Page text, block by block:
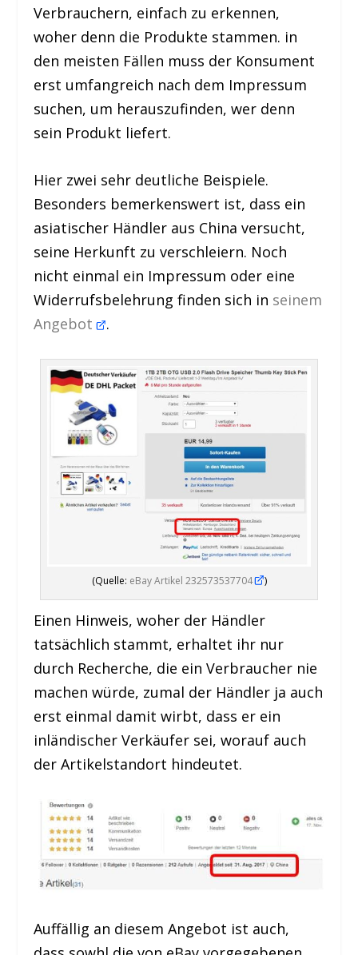
Verbrauchern, einfach zu erkennen,
woher denn die Produkte stammen. in
den meisten Fällen muss der Konsument
erst umfangreich nach dem Impressum
suchen, um herauszufinden, wer denn
sein Produkt liefert.
Hier zwei sehr deutliche Beispiele.
Besonders bemerkenswert ist, dass ein
asiatischer Händler aus China versucht,
seine Herkunft zu verschleiern. Noch
nicht einmal ein Impressum oder eine
Widerrufsbelehrung finden sich in seinem
Angebot .
(Quelle: eBay Artikel 232573537704 )
Einen Hinweis, woher der Händler
tatsächlich stammt, erhaltet ihr nur
durch Recherche, die ein Verbraucher nie
machen würde, zumal der Händler ja auch
erst einmal damit wirbt, dass er ein
inländischer Verkäufer sei, worauf auch
der Artikelstandort hindeutet.
Auffällig an diesem Angebot ist auch,